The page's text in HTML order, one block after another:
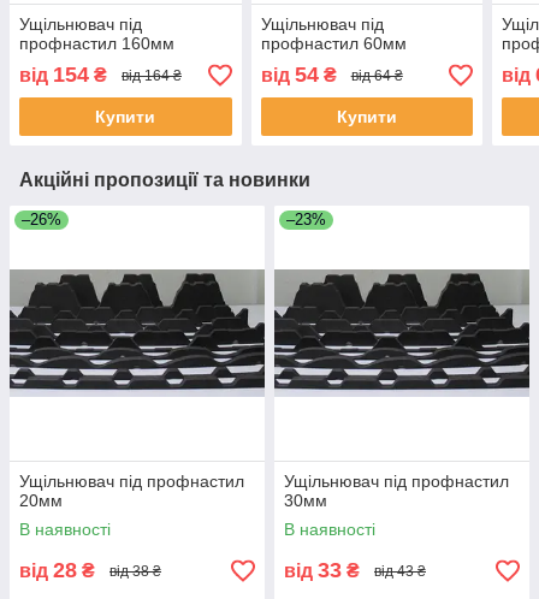
Ущільнювач під
профнастил 160мм
від 154 ₴ від 164 ₴
Купити
Ущільнювач під
профнастил 60мм
від 54₴ від 64 ₴
Купити
від
Акційні пропозиції та новинки
–26%
Ущільнювач під профнастил
20мм
В наявності
від 28 ₴ від 38 ₴
–23%
Ущільнювач під профнастил
30мм
В наявності
від 33 ₴ від 43 ₴